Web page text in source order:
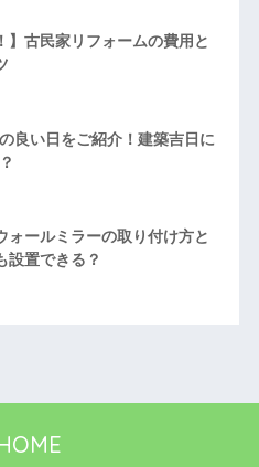
】古民家リフォームの費用と
良い日をご紹介！建築吉日に
ォールミラーの取り付け方と
設置できる？